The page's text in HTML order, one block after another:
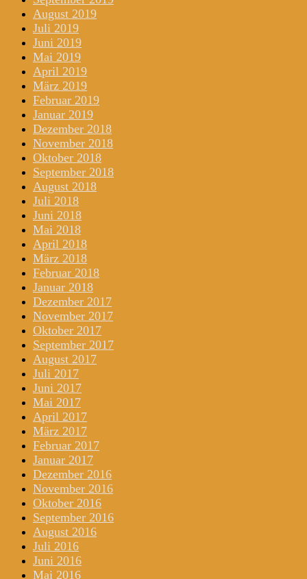
August 2019
Juli 2019
Juni 2019
Mai 2019
April 2019
März 2019
Februar 2019
Januar 2019
Dezember 2018
November 2018
Oktober 2018
September 2018
August 2018
Juli 2018
Juni 2018
Mai 2018
April 2018
März 2018
Februar 2018
Januar 2018
Dezember 2017
November 2017
Oktober 2017
September 2017
August 2017
Juli 2017
Juni 2017
Mai 2017
April 2017
März 2017
Februar 2017
Januar 2017
Dezember 2016
November 2016
Oktober 2016
September 2016
August 2016
Juli 2016
Juni 2016
Mai 2016